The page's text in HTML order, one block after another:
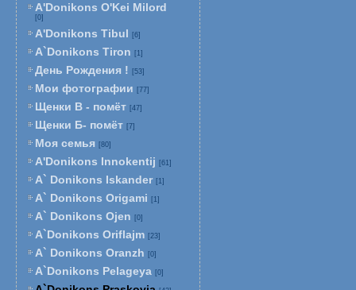
A'Donikons O'Kei Milord
[0]
A'Donikons Tibul [6]
A`Donikons Tiron [1]
День Рождения ! [53]
Мои фотографии [77]
Щенки В - помёт [47]
Щенки Б- помёт [7]
Моя семья [80]
A'Donikons Innokentij [61]
A` Donikons Iskander [1]
A` Donikons Origami [1]
A` Donikons Ojen [0]
A`Donikons Oriflajm [23]
A` Donikons Oranzh [0]
A`Donikons Pelageya [0]